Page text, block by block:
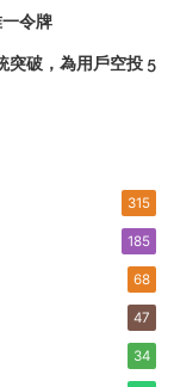
令牌
突破，為用戶空投 5
315
185
68
47
34